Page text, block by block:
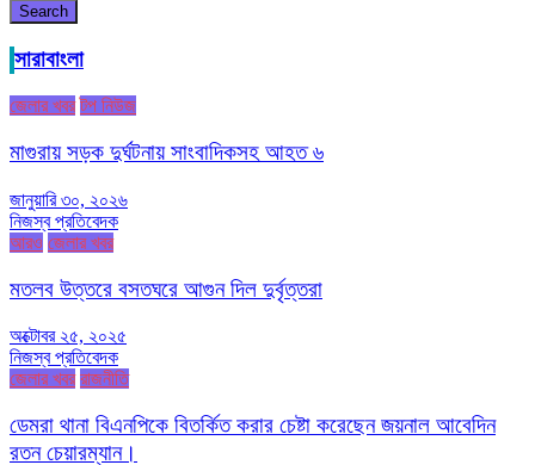
Search
সারাবাংলা
জেলার খবর টপ নিউজ
মাগুরায় সড়ক দুর্ঘটনায় সাংবাদিকসহ আহত ৬
জানুয়ারি ৩০, ২০২৬
নিজস্ব প্রতিবেদক
আরও জেলার খবর
মতলব উত্তরে বসতঘরে আগুন দিল দুর্বৃত্তরা
অক্টোবর ২৫, ২০২৫
নিজস্ব প্রতিবেদক
জেলার খবর রাজনীতি
ডেমরা থানা বিএনপিকে বিতর্কিত করার চেষ্টা করেছেন জয়নাল আবেদিন
রতন চেয়ারম্যান।